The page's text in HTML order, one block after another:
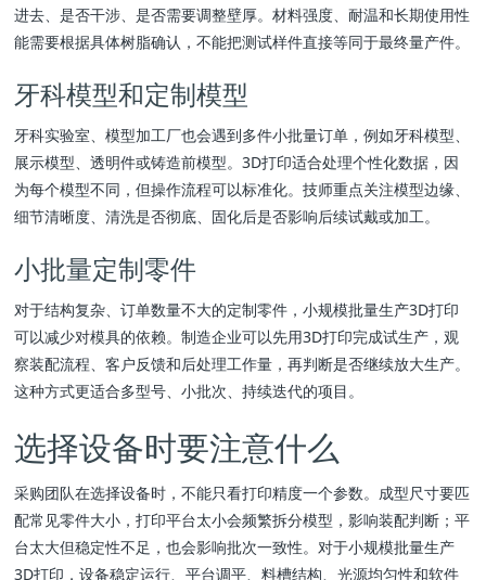
进去、是否干涉、是否需要调整壁厚。材料强度、耐温和长期使用性
能需要根据具体树脂确认，不能把测试样件直接等同于最终量产件。
牙科模型和定制模型
牙科实验室、模型加工厂也会遇到多件小批量订单，例如牙科模型、
展示模型、透明件或铸造前模型。3D打印适合处理个性化数据，因
为每个模型不同，但操作流程可以标准化。技师重点关注模型边缘、
细节清晰度、清洗是否彻底、固化后是否影响后续试戴或加工。
小批量定制零件
对于结构复杂、订单数量不大的定制零件，小规模批量生产3D打印
可以减少对模具的依赖。制造企业可以先用3D打印完成试生产，观
察装配流程、客户反馈和后处理工作量，再判断是否继续放大生产。
这种方式更适合多型号、小批次、持续迭代的项目。
选择设备时要注意什么
采购团队在选择设备时，不能只看打印精度一个参数。成型尺寸要匹
配常见零件大小，打印平台太小会频繁拆分模型，影响装配判断；平
台太大但稳定性不足，也会影响批次一致性。对于小规模批量生产
3D打印，设备稳定运行、平台调平、料槽结构、光源均匀性和软件